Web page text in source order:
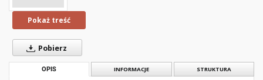
Pokaż treść
Pobierz
OPIS INFORMACJE STRUKTURA